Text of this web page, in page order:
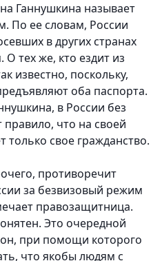
Ганнушкина называет
По ее словам, России
в других странах
тех же, кто ездит из
известно, поскольку,
оба паспорта.
в России без
правило, что на своей
только свое гражданство.
противоречит
за безвизовый режим
правозащитница.
Это очередной
при помощи которого
что якобы людям с